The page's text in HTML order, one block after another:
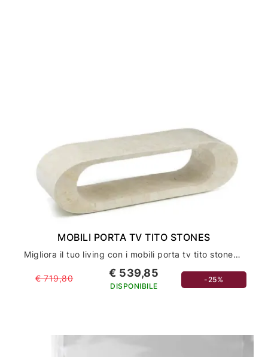
MOBILI PORTA TV TITO STONES
Migliora il tuo living con i mobili porta tv tito stones per un arredamento casa di classe
€ 719,80 € 539,85
DISPONIBILE
-25%